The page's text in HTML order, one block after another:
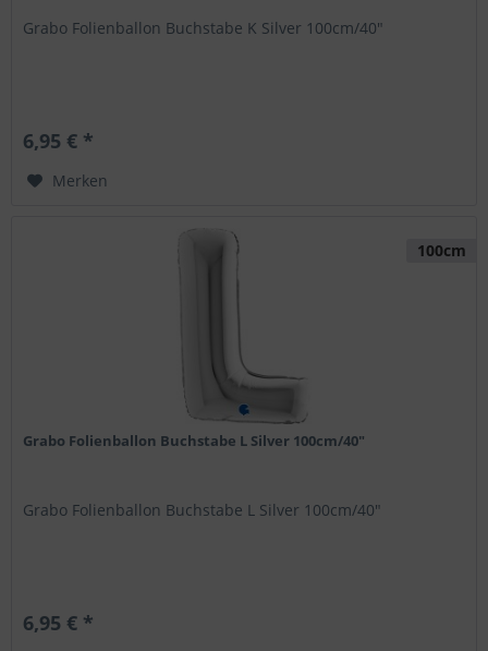
Grabo Folienballon Buchstabe K Silver 100cm/40"
6,95 € *
Merken
100cm
Grabo Folienballon Buchstabe L Silver 100cm/40"
Grabo Folienballon Buchstabe L Silver 100cm/40"
6,95 € *